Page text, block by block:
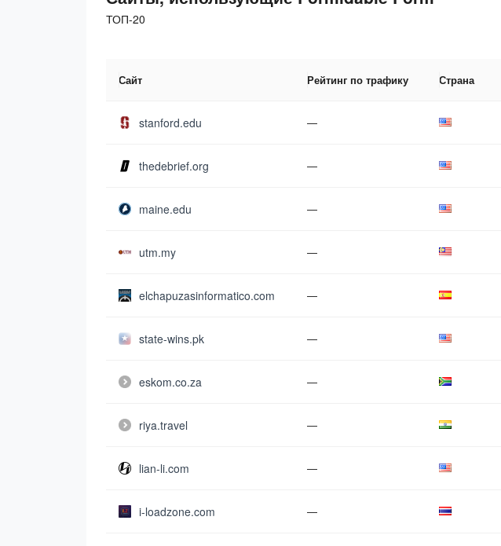
ТОП-20
Сайт Рейтинг по трафику Страна
stanford.edu —
thedebrief.org —
maine.edu —
utm.my —
elchapuzasinformatico.com —
state-wins.pk —
eskom.co.za —
riya.travel —
lian-li.com —
i-loadzone.com —